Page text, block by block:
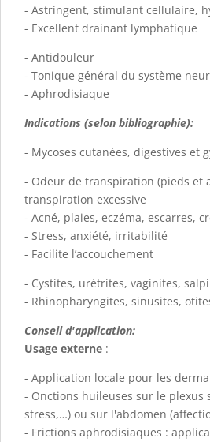
- Astringent, stimulant cellulaire,
- Excellent drainant lymphatique
- Antidouleur
- Tonique général du système
- Aphrodisiaque
Indications (selon bibliographie):
- Mycoses cutanées, digestives et
- Odeur de transpiration (pieds et
transpiration excessive
- Acné, plaies, eczéma, escarres,
- Stress, anxiété, irritabilité
- Facilite l’accouchement
- Cystites, urétrites, vaginites,
- Rhinopharyngites, sinusites,
Conseil d'application:
Usage externe :
- Application locale pour les
- Onctions huileuses sur le plexus
stress,…) ou sur l'abdomen
- Frictions aphrodisiaques :